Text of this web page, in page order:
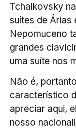
Tchaikovsky
suítes de Árias
Nepomuceno
grandes
uma suíte nos
Não é,
característico
apreciar aqui,
nosso